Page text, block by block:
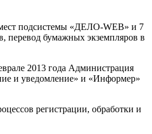
подсистемы «ДЕЛО-WEB» и 7
перевод бумажных экземпляров в
2013 года Администрация
и уведомление» и «Информер»
регистрации, обработки и